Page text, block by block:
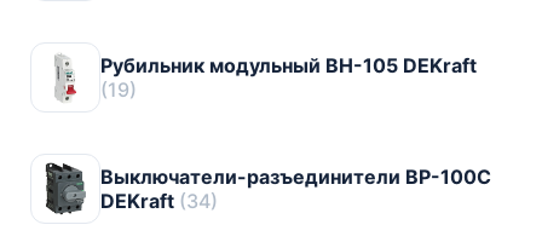
Рубильник модульный ВН-105 DEKraft
(19)
Выключатели-разъединители ВР-100С
DEKraft (34)